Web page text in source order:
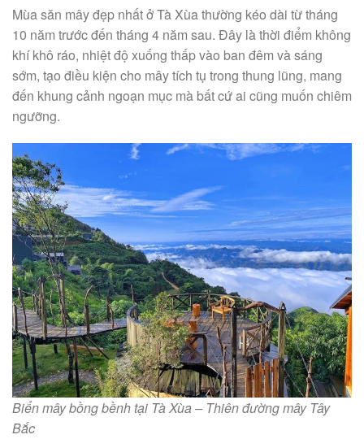
Mùa săn mây đẹp nhất ở Tà Xùa thường kéo dài từ tháng
10 năm trước đến tháng 4 năm sau. Đây là thời điểm không
khí khô ráo, nhiệt độ xuống thấp vào ban đêm và sáng
sớm, tạo điều kiện cho mây tích tụ trong thung lũng, mang
đến khung cảnh ngoạn mục mà bất cứ ai cũng muốn chiêm
ngưỡng.
Biển mây bồng bềnh tại Tà Xùa – Thiên đường mây Tây
Bắc